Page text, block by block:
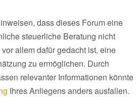
dass dieses Forum eine
steuerliche Beratung nicht
allem dafür gedacht ist, eine
zu ermöglichen. Durch
relevanter Informationen könnte
Ihres Anliegens anders ausfallen.